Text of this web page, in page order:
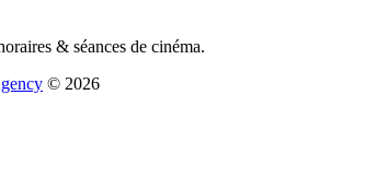
& séances de cinéma.
© 2026